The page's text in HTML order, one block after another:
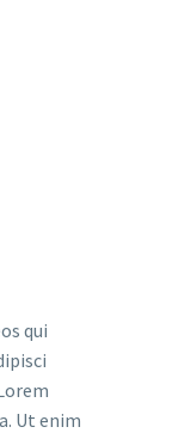
qui
Ut enim